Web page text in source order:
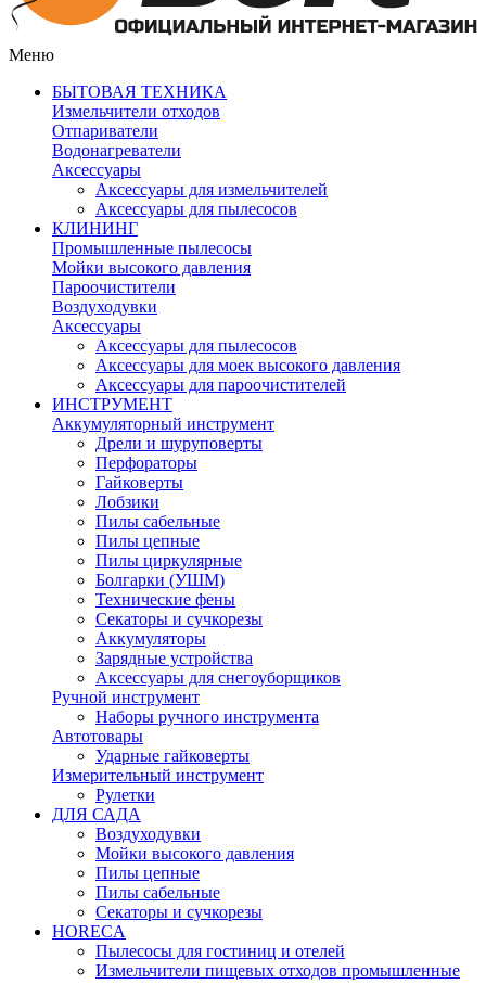
Меню
БЫТОВАЯ ТЕХНИКА
Измельчители отходов
Отпариватели
Водонагреватели
Аксессуары
Аксессуары для измельчителей
Аксессуары для пылесосов
КЛИНИНГ
Промышленные пылесосы
Мойки высокого давления
Пароочистители
Воздуходувки
Аксессуары
Аксессуары для пылесосов
Аксессуары для моек высокого давления
Аксессуары для пароочистителей
ИНСТРУМЕНТ
Аккумуляторный инструмент
Дрели и шуруповерты
Перфораторы
Гайковерты
Лобзики
Пилы сабельные
Пилы цепные
Пилы циркулярные
Болгарки (УШМ)
Технические фены
Секаторы и сучкорезы
Аккумуляторы
Зарядные устройства
Аксессуары для снегоуборщиков
Ручной инструмент
Наборы ручного инструмента
Автотовары
Ударные гайковерты
Измерительный инструмент
Рулетки
ДЛЯ САДА
Воздуходувки
Мойки высокого давления
Пилы цепные
Пилы сабельные
Секаторы и сучкорезы
HORECA
Пылесосы для гостиниц и отелей
Измельчители пищевых отходов промышленные